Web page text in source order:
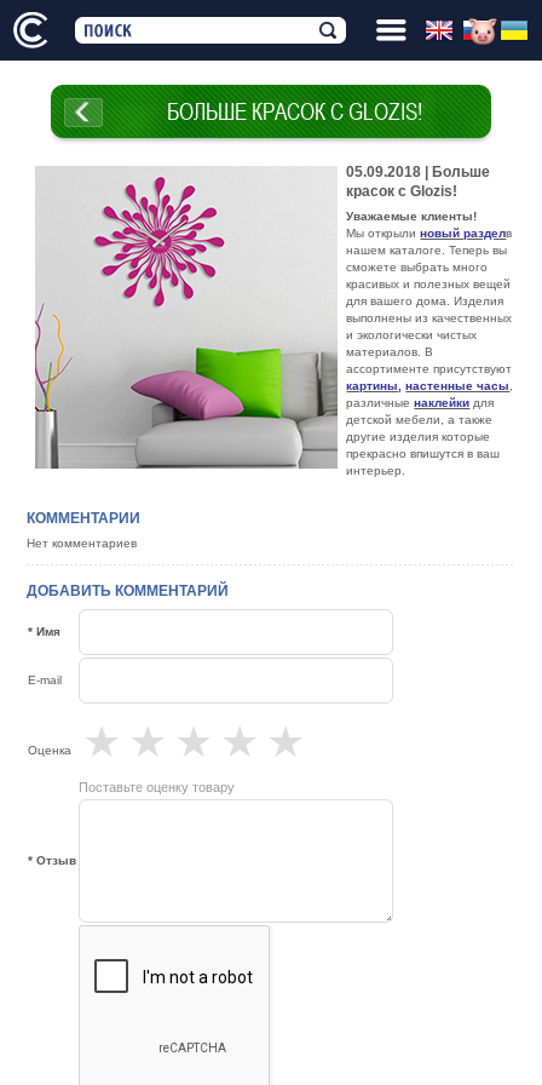
БОЛЬШЕ КРАСОК С GLOZIS!
05.09.2018 | Больше
красок с Glozis!
Уважаемые клиенты!
Мы открылиновый разделв
нашем каталоге. Теперь вы
сможете выбрать много
красивых и полезных вещей
для вашего дома. Изделия
выполнены из качественных
и экологически чистых
материалов. В
ассортименте присутствуют
картины
,настенные часы
различныенаклейки для
детской мебели, а также
другие изделия которые
прекрасно впишутся в ваш
интерьер.
КОММЕНТАРИИ
Нет комментариев
ДОБАВИТЬ КОММЕНТАРИЙ
* Имя
E-mail
Оценка ★
★
★
★
★
Поставьте оценку товару
* Отзыв